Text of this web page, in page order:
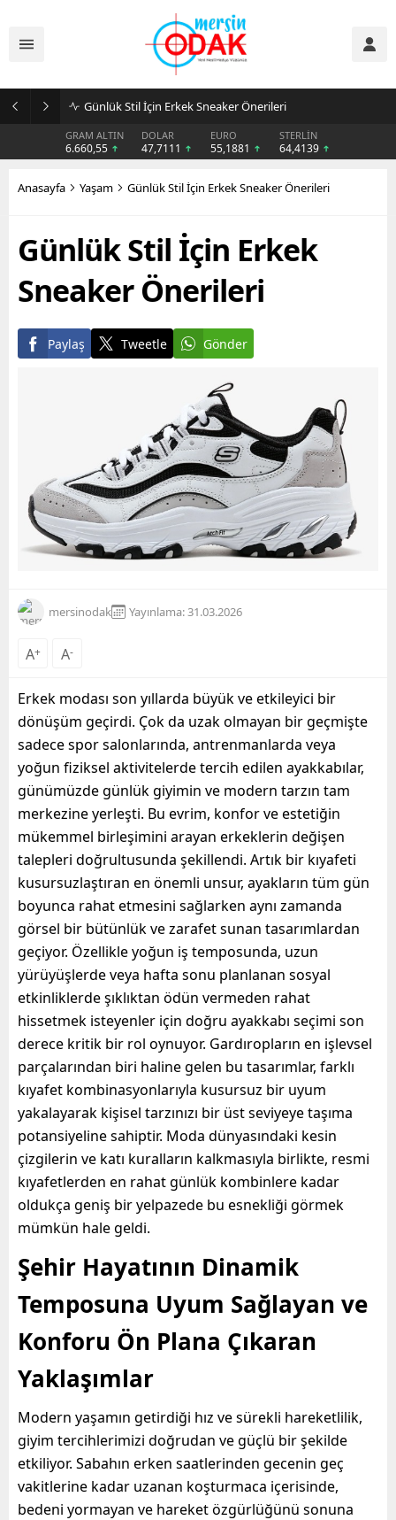
Günlük Stil İçin Erkek Sneaker Önerileri
GRAM ALTIN
6.660,55
DOLAR
47,7111
EURO
55,1881
STERLİN
64,4139
Anasayfa Yaşam Günlük Stil İçin Erkek Sneaker Önerileri
Günlük Stil İçin Erkek
Sneaker Önerileri
Paylaş Tweetle Gönder
mersinodak Yayınlama: 31.03.2026
A+ A-
Erkek modası son yıllarda büyük ve etkileyici bir
dönüşüm geçirdi. Çok da uzak olmayan bir geçmişte
sadece spor salonlarında, antrenmanlarda veya
yoğun fiziksel aktivitelerde tercih edilen ayakkabılar,
günümüzde günlük giyimin ve modern tarzın tam
merkezine yerleşti. Bu evrim, konfor ve estetiğin
mükemmel birleşimini arayan erkeklerin değişen
talepleri doğrultusunda şekillendi. Artık bir kıyafeti
kusursuzlaştıran en önemli unsur, ayakların tüm gün
boyunca rahat etmesini sağlarken aynı zamanda
görsel bir bütünlük ve zarafet sunan tasarımlardan
geçiyor. Özellikle yoğun iş temposunda, uzun
yürüyüşlerde veya hafta sonu planlanan sosyal
etkinliklerde şıklıktan ödün vermeden rahat
hissetmek isteyenler için doğru ayakkabı seçimi son
derece kritik bir rol oynuyor. Gardıropların en işlevsel
parçalarından biri haline gelen bu tasarımlar, farklı
kıyafet kombinasyonlarıyla kusursuz bir uyum
yakalayarak kişisel tarzınızı bir üst seviyeye taşıma
potansiyeline sahiptir. Moda dünyasındaki kesin
çizgilerin ve katı kuralların kalkmasıyla birlikte, resmi
kıyafetlerden en rahat günlük kombinlere kadar
oldukça geniş bir yelpazede bu esnekliği görmek
mümkün hale geldi.
Şehir Hayatının Dinamik
Temposuna Uyum Sağlayan ve
Konforu Ön Plana Çıkaran
Yaklaşımlar
Modern yaşamın getirdiği hız ve sürekli hareketlilik,
giyim tercihlerimizi doğrudan ve güçlü bir şekilde
etkiliyor. Sabahın erken saatlerinden gecenin geç
vakitlerine kadar uzanan koşturmaca içerisinde,
bedeni yormayan ve hareket özgürlüğünü sonuna